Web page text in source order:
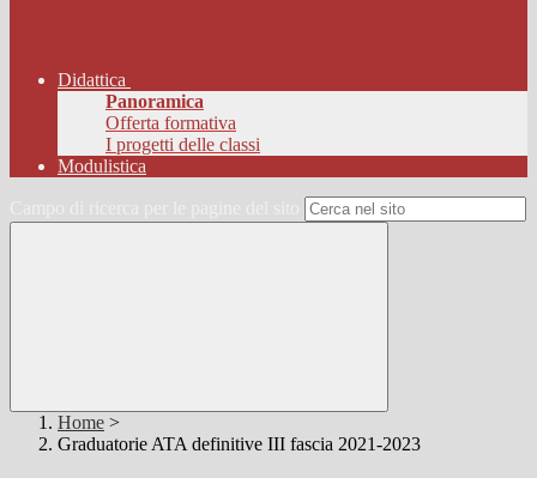
Didattica
Panoramica
Offerta formativa
I progetti delle classi
Modulistica
Home >
Graduatorie ATA definitive III fascia 2021-2023